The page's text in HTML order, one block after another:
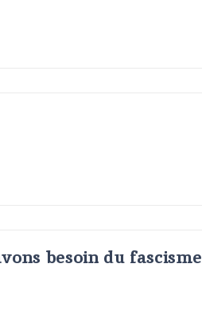
besoin du fascisme